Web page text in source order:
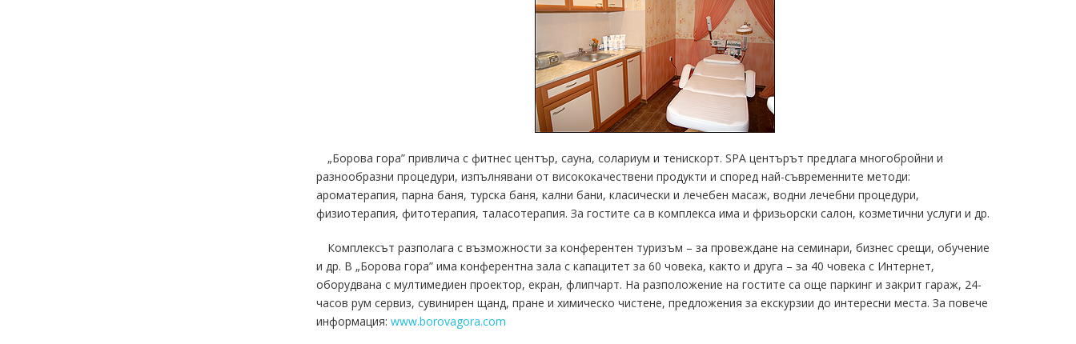
„Борова гора” привлича с фитнес център, сауна, солариум и тенискорт. SPA центърът предлага многобройни и
разнообразни процедури, изпълнявани от висококачествени продукти и според най-съвременните методи:
ароматерапия, парна баня, турска баня, кални бани, класически и лечебен масаж, водни лечебни процедури,
физиотерапия, фитотерапия, таласотерапия. За гостите са в комплекса има и фризьорски салон, козметични услуги и др.
Комплексът разполага с възможности за конферентен туризъм – за провеждане на семинари, бизнес срещи, обучение
и др. В „Борова гора” има конферентна зала с капацитет за 60 човека, както и друга – за 40 човека с Интернет,
оборудвана с мултимедиен проектор, екран, флипчарт. На разположение на гостите са още паркинг и закрит гараж, 24-
часов рум сервиз, сувинирен щанд, пране и химическо чистене, предложения за екскурзии до интересни места. За повече
информация: www.borovagora.com